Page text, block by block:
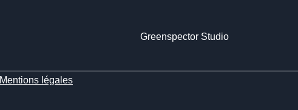
Greenspector Studio
Mentions légales